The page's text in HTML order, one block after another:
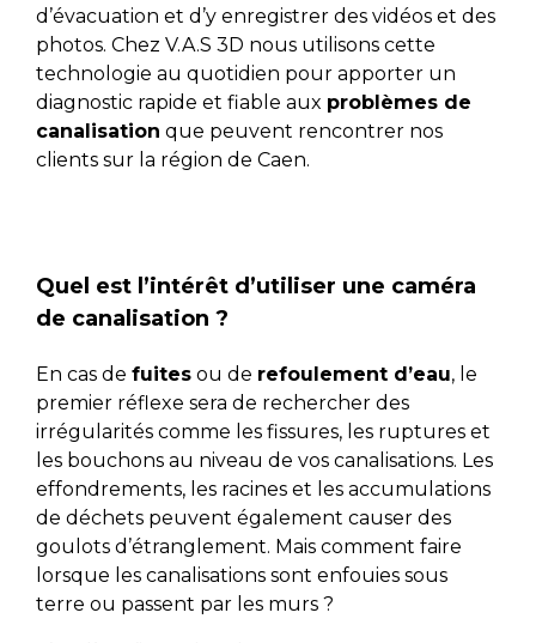
d’évacuation et d’y enregistrer des vidéos et des
photos. Chez V.A.S 3D nous utilisons cette
technologie au quotidien pour apporter un
diagnostic rapide et fiable aux problèmes de
canalisation que peuvent rencontrer nos
clients sur la région de Caen.
Quel est l’intérêt d’utiliser une caméra
de canalisation ?
En cas de fuitesou de refoulement d’eau, le
premier réflexe sera de rechercher des
irrégularités comme les fissures, les ruptures et
les bouchons au niveau de vos canalisations. Les
effondrements, les racines et les accumulations
de déchets peuvent également causer des
goulots d’étranglement. Mais comment faire
lorsque les canalisations sont enfouies sous
terre ou passent par les murs ?